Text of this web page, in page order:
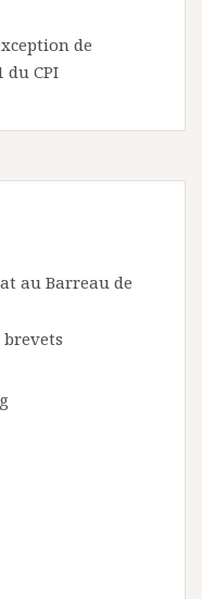
de
du CPI
au Barreau de